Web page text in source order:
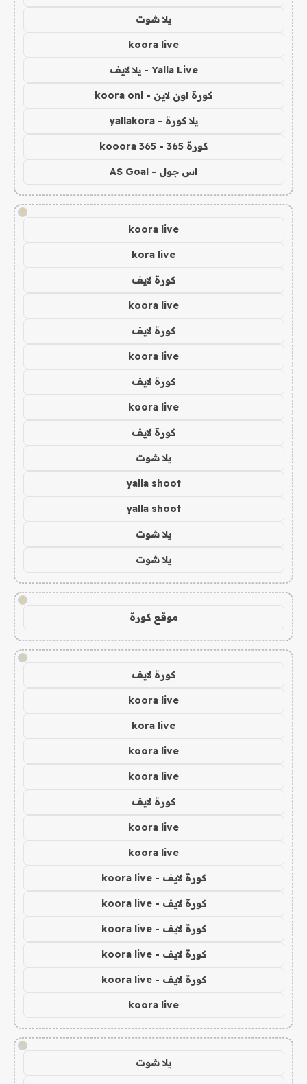
يلا شوت
koora live
Yalla Live - يلا لايف
كورة اون لاين - koora onl
يلا كورة - yallakora
كورة 365 - kooora 365
اس جول - AS Goal
!
koora live
kora live
كورة لايف
koora live
كورة لايف
koora live
كورة لايف
koora live
كورة لايف
يلا شوت
yalla shoot
yalla shoot
يلا شوت
يلا شوت
!
موقع كورة
!
كورة لايف
koora live
kora live
koora live
koora live
كورة لايف
koora live
koora live
كورة لايف - koora live
كورة لايف - koora live
كورة لايف - koora live
كورة لايف - koora live
كورة لايف - koora live
koora live
!
يلا شوت